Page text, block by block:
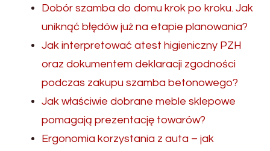
Dobór szamba do domu krok po kroku. Jak
uniknąć błędów już na etapie planowania?
Jak interpretować atest higieniczny PZH
oraz dokumentem deklaracji zgodności
podczas zakupu szamba betonowego?
Jak właściwie dobrane meble sklepowe
pomagają prezentację towarów?
Ergonomia korzystania z auta – jak